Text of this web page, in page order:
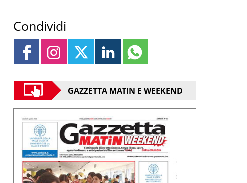
Condividi
GAZZETTA MATIN E WEEKEND